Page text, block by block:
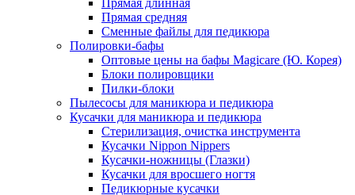
Прямая длинная
Прямая средняя
Сменные файлы для педикюра
Полировки-бафы
Оптовые цены на бафы Magicare (Ю. Корея)
Блоки полировщики
Пилки-блоки
Пылесосы для маникюра и педикюра
Кусачки для маникюра и педикюра
Стерилизация, очистка инструмента
Кусачки Nippon Nippers
Кусачки-ножницы (Глазки)
Кусачки для вросшего ногтя
Педикюрные кусачки